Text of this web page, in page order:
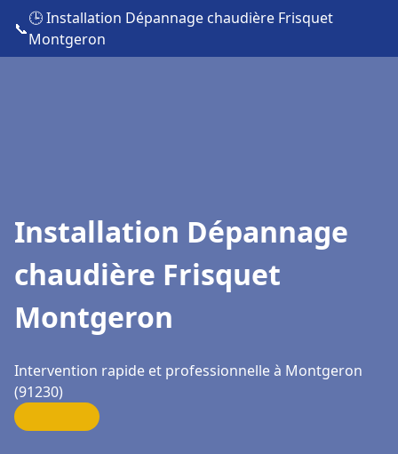
📞
🕒 Installation Dépannage chaudière Frisquet
Montgeron
Installation Dépannage
chaudière Frisquet
Montgeron
Intervention rapide et professionnelle à Montgeron
(91230)